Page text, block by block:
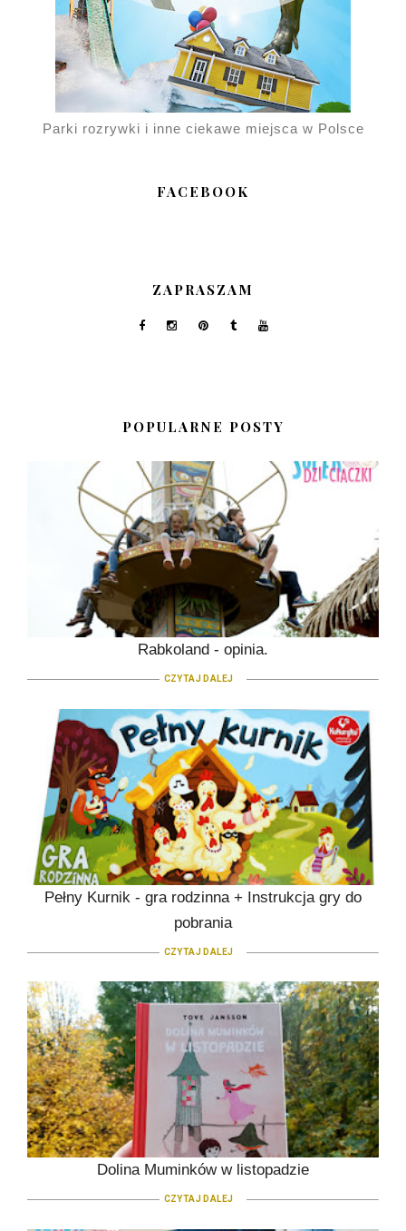
Parki rozrywki i inne ciekawe miejsca w Polsce
FACEBOOK
ZAPRASZAM
POPULARNE POSTY
Rabkoland - opinia.
CZYTAJ DALEJ
Pełny Kurnik - gra rodzinna + Instrukcja gry do
pobrania
CZYTAJ DALEJ
Dolina Muminków w listopadzie
CZYTAJ DALEJ